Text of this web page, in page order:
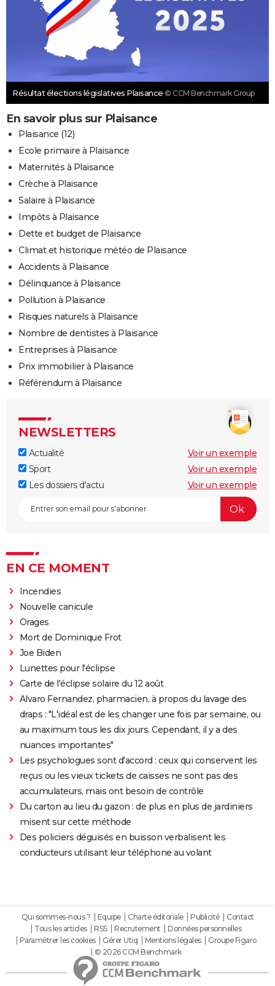
Résultat élections législatives Plaisance © CCM Benchmark Group
En savoir plus sur Plaisance
Plaisance (12)
Ecole primaire à Plaisance
Maternités à Plaisance
Crèche à Plaisance
Salaire à Plaisance
Impôts à Plaisance
Dette et budget de Plaisance
Climat et historique météo de Plaisance
Accidents à Plaisance
Délinquance à Plaisance
Pollution à Plaisance
Risques naturels à Plaisance
Nombre de dentistes à Plaisance
Entreprises à Plaisance
Prix immobilier à Plaisance
Référendum à Plaisance
NEWSLETTERS
Actualité
Voir un exemple
Sport
Voir un exemple
Les dossiers d'actu
Voir un exemple
EN CE MOMENT
Incendies
Nouvelle canicule
Orages
Mort de Dominique Frot
Joe Biden
Lunettes pour l'éclipse
Carte de l'éclipse solaire du 12 août
Alvaro Fernandez, pharmacien, à propos du lavage des
draps : "L'idéal est de les changer une fois par semaine, ou
au maximum tous les dix jours. Cependant, il y a des
nuances importantes"
Les psychologues sont d'accord : ceux qui conservent les
reçus ou les vieux tickets de caisses ne sont pas des
accumulateurs, mais ont besoin de contrôle
Du carton au lieu du gazon : de plus en plus de jardiniers
misent sur cette méthode
Des policiers déguisés en buisson verbalisent les
conducteurs utilisant leur téléphone au volant
Qui sommes-nous ? Equipe Charte éditoriale Publicité
Contact
Tous les articles
RSS Recrutement
Données personnelles
Paramétrer les cookies
Gérer Utiq Mentions légales
Groupe Figaro
© 2026 CCM Benchmark